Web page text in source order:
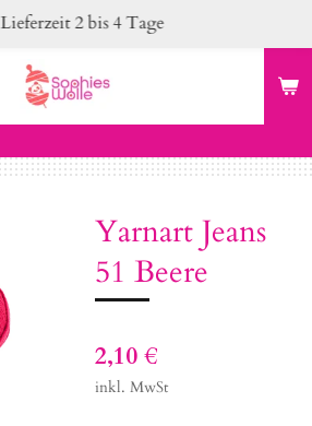
Lieferzeit 2 bis 4 Tage
Yarnart Jeans
51 Beere
2,10 €
inkl. MwSt